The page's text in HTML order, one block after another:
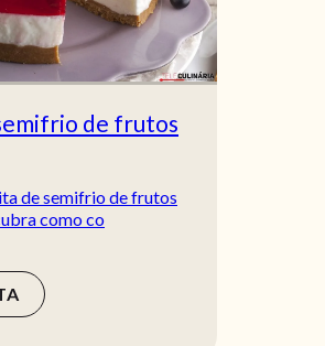
de frutos
de semifrio de frutos
como co